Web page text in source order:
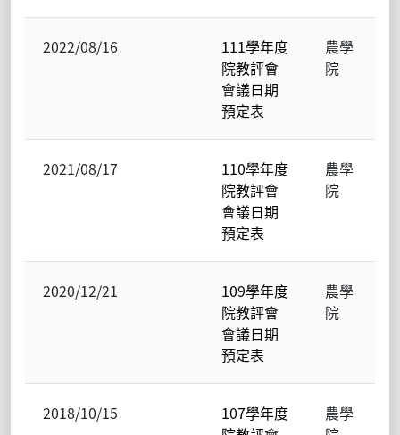
2022/08/16
111學年度
院教評會
會議日期
預定表
農學
院
2021/08/17
110學年度
院教評會
會議日期
預定表
農學
院
2020/12/21
109學年度
院教評會
會議日期
預定表
農學
院
2018/10/15
107學年度
農學